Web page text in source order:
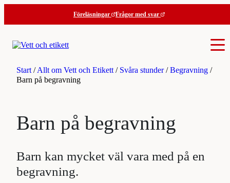
innehåll
Föreläsningar Frågor med svar
Start/Allt om Vett och Etikett/ Svåra stunder/Begravning /
Barn på begravning
Barn på begravning
Barn kan mycket väl vara med på en
begravning.